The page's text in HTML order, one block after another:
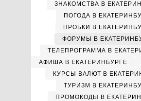
ЗНАКОМСТВА В
ПОГОДА В
ПРОБКИ В
ФОРУМЫ В
ТЕЛЕПРОГРАММА В
АФИША В ЕКАТЕРИНБУРГЕ
КУРСЫ ВАЛЮТ В
ТУРИЗМ В
ПРОМОКОДЫ В